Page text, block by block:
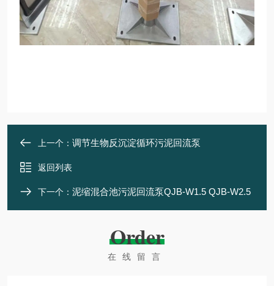
上一个： 调节生物反沉淀循环污泥回流泵
返回列表
下一个： 泥缩混合池污泥回流泵QJB-W1.5 QJB-W2.5
Order
在线留言